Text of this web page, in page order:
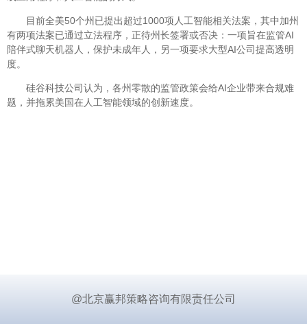
目前全美50个州已提出超过1000项人工智能相关法案，其中加州
有两项法案已通过立法程序，正待州长签署或否决：一项旨在监管AI
陪伴式聊天机器人，保护未成年人，另一项要求大型AI公司提高透明
度。
硅谷科技公司认为，各州零散的监管政策会给AI企业带来合规难
题，并拖累美国在人工智能领域的创新速度。
@北京赢邦策略咨询有限责任公司